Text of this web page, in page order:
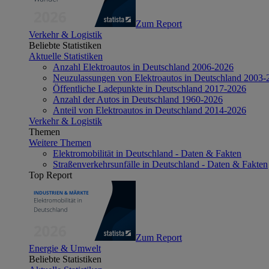
Zum Report
Verkehr & Logistik
Beliebte Statistiken
Aktuelle Statistiken
Anzahl Elektroautos in Deutschland 2006-2026
Neuzulassungen von Elektroautos in Deutschland 2003-
Öffentliche Ladepunkte in Deutschland 2017-2026
Anzahl der Autos in Deutschland 1960-2026
Anteil von Elektroautos in Deutschland 2014-2026
Verkehr & Logistik
Themen
Weitere Themen
Elektromobilität in Deutschland - Daten & Fakten
Straßenverkehrsunfälle in Deutschland - Daten & Fakten
Top Report
Zum Report
Energie & Umwelt
Beliebte Statistiken